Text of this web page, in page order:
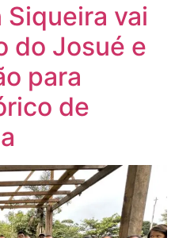
vai
do Josué e
para
de